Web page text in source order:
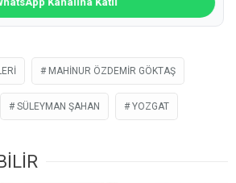
MAHINUR ÖZDEMIR GÖKTAŞ
SÜLEYMAN ŞAHAN YOZGAT